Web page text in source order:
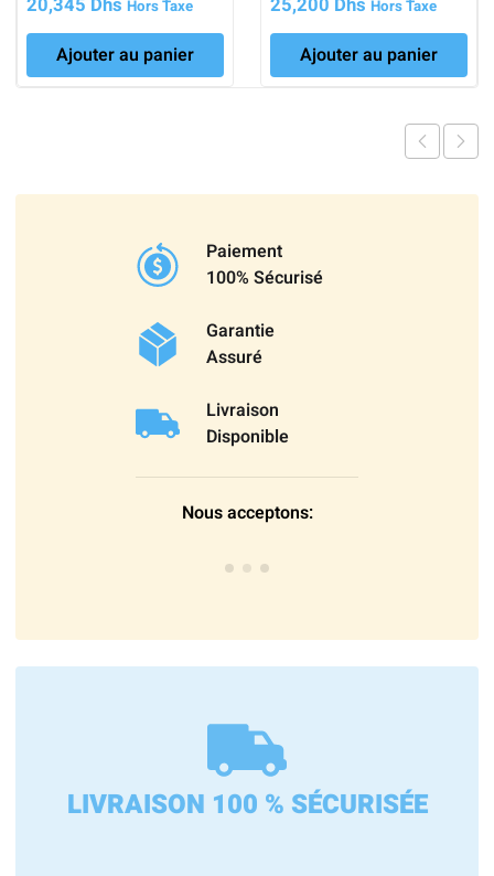
20,345 Dhs Hors Taxe
Ajouter au panier
25,200 Dhs Hors Taxe
Ajouter au panier
Paiement
100% Sécurisé
Garantie
Assuré
Livraison
Disponible
Nous acceptons:
LIVRAISON 100 % SÉCURISÉE